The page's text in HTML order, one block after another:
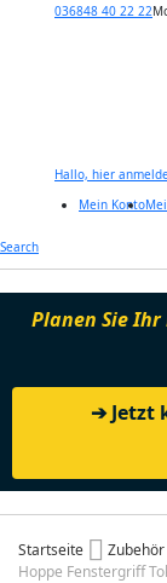
036848 40 22 22
Hallo, hier
Mein Konto
Search
Planen Sie
➔ Jetzt
Startseite Zubehör
Hoppe Fenstergriff